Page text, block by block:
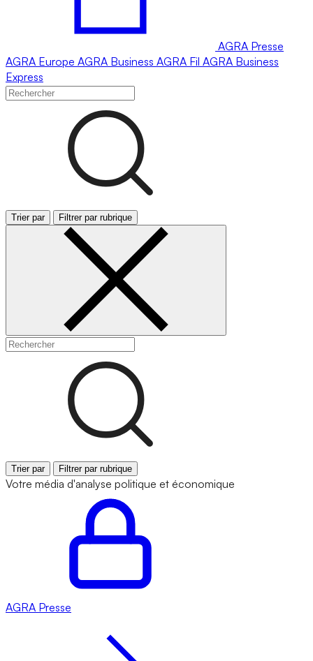
AGRA Presse
AGRA Europe AGRA Business AGRA Fil AGRA Business
Express
Trier par Filtrer par rubrique
Trier par Filtrer par rubrique
Votre média d'analyse politique et économique
AGRA Presse